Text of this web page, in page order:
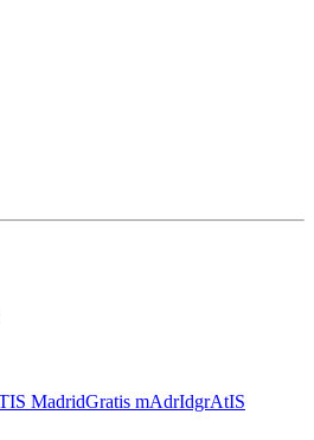
MadridGratis mAdrIdgrAtIS